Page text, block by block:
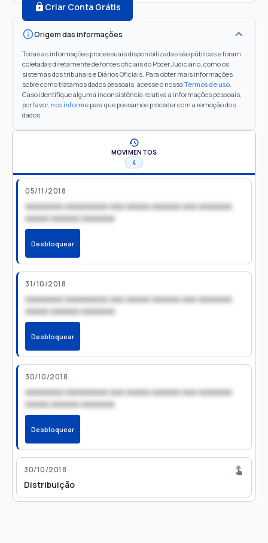
Criar Conta Grátis
Origem das informações
Todas as informações processuais disponibilizadas são públicas e foram
coletadas diretamente de fontes oficiais do Poder Judiciário, como os
sistemas dos tribunais e Diários Oficiais. Para obter mais informações
sobre como tratamos dados pessoais, acesse o nossoTermos de uso.
Caso identifique alguma inconsistência relativa a informações pessoais,
por favor, nos informe para que possamos proceder com a remoção dos
dados.
MOVIMENTOS
4
05/11/2018
xxxxxxxx xxxxxxxxx xxx xxxxx xxxxxx xxx xxxxxxx
xxxxx xxxxxx xxxxxxx
Desbloquear
31/10/2018
xxxxxxxx xxxxxxxxx xxx xxxxx xxxxxx xxx xxxxxxx
xxxxx xxxxxx xxxxxxx
Desbloquear
30/10/2018
xxxxxxxx xxxxxxxxx xxx xxxxx xxxxxx xxx xxxxxxx
xxxxx xxxxxx xxxxxxx
Desbloquear
30/10/2018
Distribuição